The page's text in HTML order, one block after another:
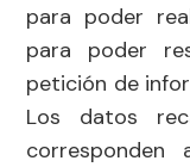
para poder
para poder
petición de
Los datos